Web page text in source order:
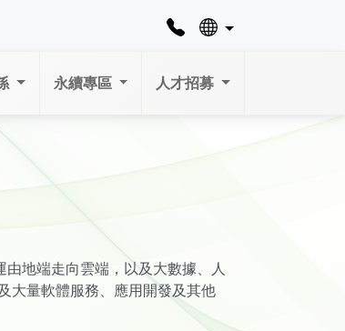
永續專區 人才招募
地端走向雲端，以及大數據、人
大量軟體服務、應用開發及其他